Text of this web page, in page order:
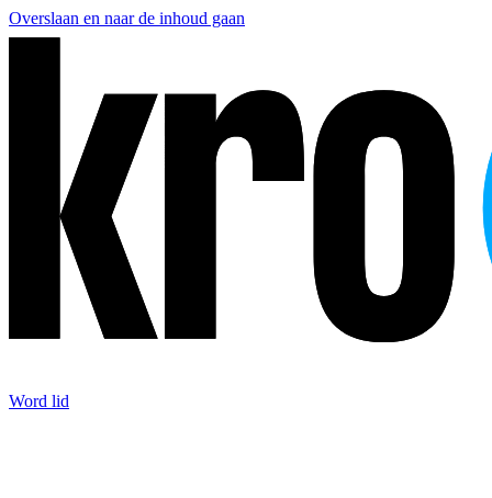
Overslaan en naar de inhoud gaan
Word lid